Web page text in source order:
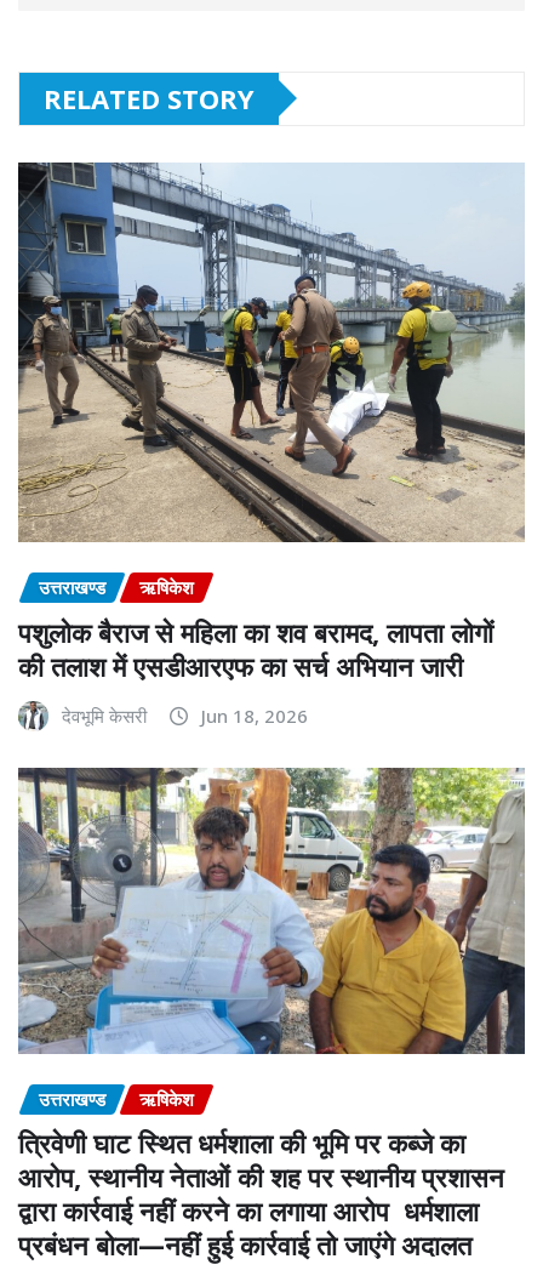
RELATED STORY
उत्तराखण्ड ऋषिकेश
पशुलोक बैराज से महिला का शव बरामद, लापता लोगों
की तलाश में एसडीआरएफ का सर्च अभियान जारी
देवभूमि केसरी Jun 18, 2026
उत्तराखण्ड ऋषिकेश
त्रिवेणी घाट स्थित धर्मशाला की भूमि पर कब्जे का
आरोप, स्थानीय नेताओं की शह पर स्थानीय प्रशासन
द्वारा कार्रवाई नहीं करने का लगाया आरोप धर्मशाला
प्रबंधन बोला—नहीं हुई कार्रवाई तो जाएंगे अदालत